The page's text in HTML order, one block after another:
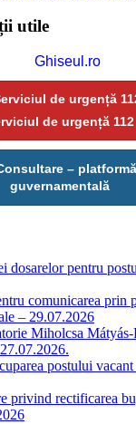
utile
de urgență 112
– platformă
guvernamentală
dosarelor pentru
comunicarea prin
– 29.07.2026
Miholcsa
postului
privind rectificarea